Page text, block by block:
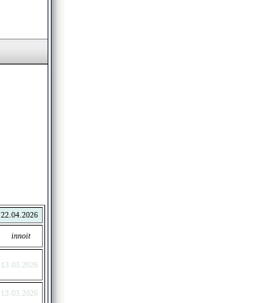
22.04.2026
innoit
13.03.2026
13.03.2026